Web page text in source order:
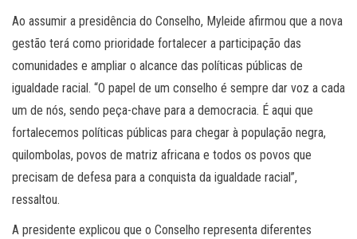
Ao assumir a presidência do Conselho, Myleide afirmou que a nova
gestão terá como prioridade fortalecer a participação das
comunidades e ampliar o alcance das políticas públicas de
igualdade racial. “O papel de um conselho é sempre dar voz a cada
um de nós, sendo peça-chave para a democracia. É aqui que
fortalecemos políticas públicas para chegar à população negra,
quilombolas, povos de matriz africana e todos os povos que
precisam de defesa para a conquista da igualdade racial”,
ressaltou.
A presidente explicou que o Conselho representa diferentes